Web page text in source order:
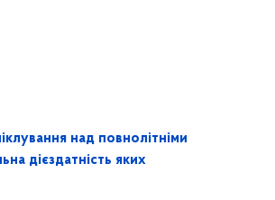
над повнолітніми
дієздатність яких